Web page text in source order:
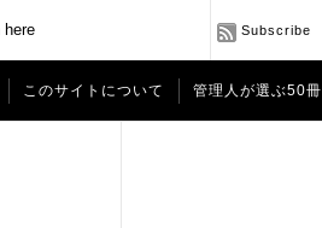
Subscribe
このサイトについて 管理人が選ぶ50冊